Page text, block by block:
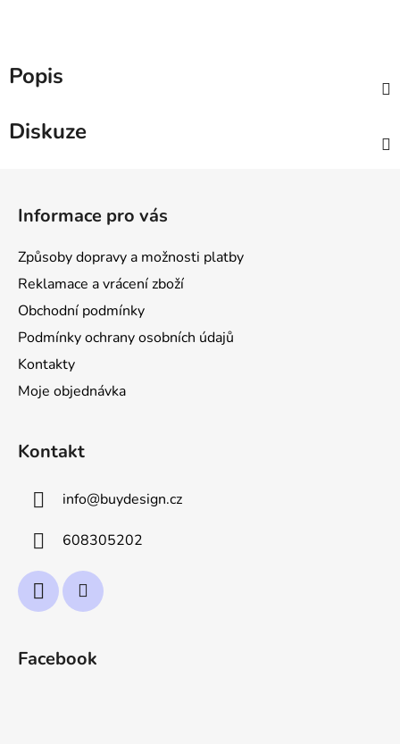
Popis
Diskuze
Informace pro vás
Způsoby dopravy a možnosti platby
Reklamace a vrácení zboží
Obchodní podmínky
Podmínky ochrany osobních údajů
Kontakty
Moje objednávka
Kontakt
info@buydesign.cz
608305202
Facebook